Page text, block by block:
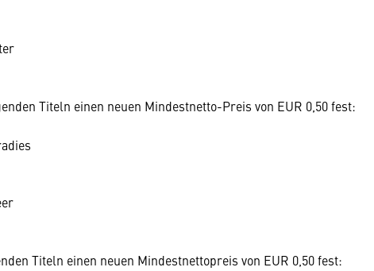
Titeln einen neuen Mindestnetto-Preis von EUR 0,50 fest:
Titeln einen neuen Mindestnettopreis von EUR 0,50 fest: